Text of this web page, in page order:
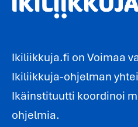
Ikiliikkuja.fi on Voimaa
Ikiliikkuja-ohjelman
Ikäinstituutti koordinoi
ohjelmia.